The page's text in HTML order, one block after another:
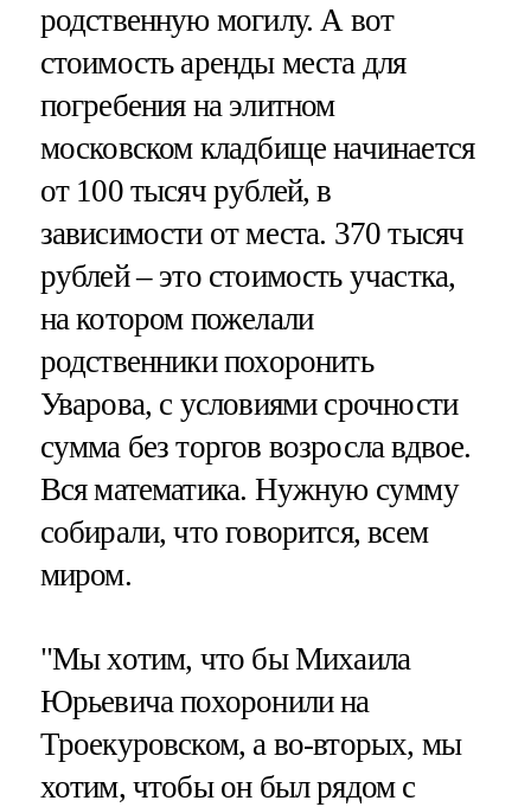
родственную могилу. А вот
стоимость аренды места для
погребения на элитном
московском кладбище начинается
от 100 тысяч рублей, в
зависимости от места. 370 тысяч
рублей – это стоимость участка,
на котором пожелали
родственники похоронить
Уварова, с условиями срочности
сумма без торгов возросла вдвое.
Вся математика. Нужную сумму
собирали, что говорится, всем
миром.
"Мы хотим, что бы Михаила
Юрьевича похоронили на
Троекуровском, а во-вторых, мы
хотим, чтобы он был рядом с